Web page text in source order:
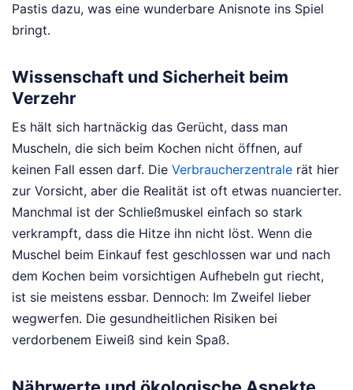
Pastis dazu, was eine wunderbare Anisnote ins Spiel
bringt.
Wissenschaft und Sicherheit beim
Verzehr
Es hält sich hartnäckig das Gerücht, dass man
Muscheln, die sich beim Kochen nicht öffnen, auf
keinen Fall essen darf. Die Verbraucherzentrale rät hier
zur Vorsicht, aber die Realität ist oft etwas nuancierter.
Manchmal ist der Schließmuskel einfach so stark
verkrampft, dass die Hitze ihn nicht löst. Wenn die
Muschel beim Einkauf fest geschlossen war und nach
dem Kochen beim vorsichtigen Aufhebeln gut riecht,
ist sie meistens essbar. Dennoch: Im Zweifel lieber
wegwerfen. Die gesundheitlichen Risiken bei
verdorbenem Eiweiß sind kein Spaß.